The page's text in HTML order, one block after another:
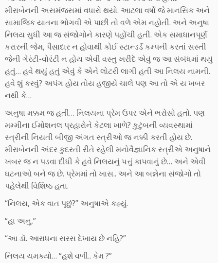
મીરાબેનની અસમંજસમાં વધારો થયો. આટલા વર્ષો જે માનસિક અને
સામાજિક યાતના ભોગવી એ પાછી તો વળે એમ નહોતી. અને અનુષા
નિલય સુધી આ જ સંજોગોને કારણે પહોંચી હતી. એક સમાધાનપૂર્ણ
કરારની જેમ, પૈસાદાર ન હોવાથી કોઈ સ્ટાન્ડર્ડ કમ્પની કરતાં સસ્તી
જેની ગેરંટી-વોરંટી ન હોય એવી વસ્તુ ખરીદે એવું જ આ સંબંધમાં થયું
હતું… હવે થયું હતું એવું કે એને લોટરી લાગી હતી આ નિલય નામની.
હવે શું કરવું? અપંગ હોય તોય હજીયે ચાલે પણ આ તો એ ય ખબર
નથી કે…
અનુષા મક્કમ જ હતી… નિલયના પ્રેમ ઉપર એને ભરોસો હતો. પણ
મમ્મીના ઈમોશનલ પ્રહારોને કેટલા ખાળે? કુટુંબની વ્યવસ્થામાં
સ્ત્રીની નિયતી બીજી અંગત સ્ત્રીઓ જ નક્કી કરતી હોય છે.
મીરાબેનની અંદર કુદરતી રીતે રહેલી મનોવૈજ્ઞાનિક સ્ત્રીએ અનુષાને
ખબર જ ન પડવા દીધી કે હવે નિલયનું પત્તું કાપવાનું છે… અને એવી
ઘટનાઓ બને જ છે. પ્રેમમાં તો ખાસ.. અને આ બન્નેના સંજોગો તો
પહેલેથી વિશિષ્ઠ હતા.
“નિલય, એક વાત પૂછું?” અનુષાએ કહ્યું.
“હા અનુ,”
“આ ડૉ. આરાધના સરસ દેખાય છે નહિ?”
નિલય ચમક્યો… “હશે વળી.. કેમ ?”